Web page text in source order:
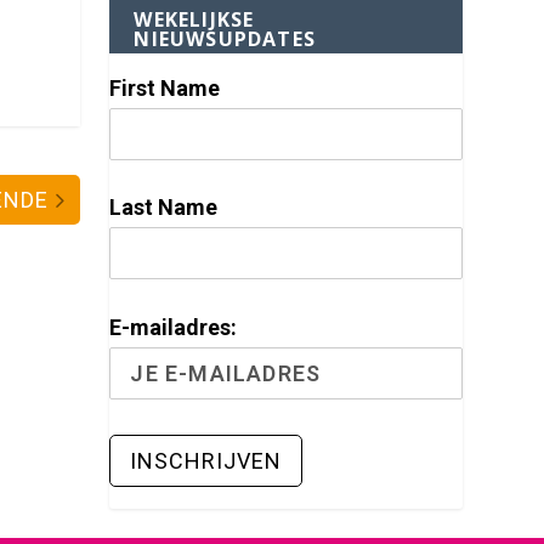
WEKELIJKSE
NIEUWSUPDATES
First Name
Last Name
E-mailadres: